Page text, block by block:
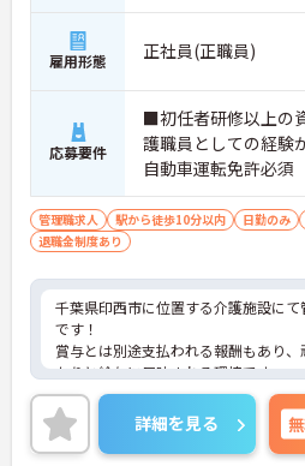
雇用形態 正社員(正職員)
応募要件
■初任者研修以上の
護職員としての経験
自動車運転免許必須
管理職求人 駅から徒歩10分以内 日勤のみ
退職金制度あり
千葉県印西市に位置する介護施設にて
です！
賞与とは別途支払われる報酬もあり、
かりと給与に反映される環境です。
ご興味ある方には、面接対策ポイント
詳細をお話しいたしますのでお気軽に
い！
詳細を見る